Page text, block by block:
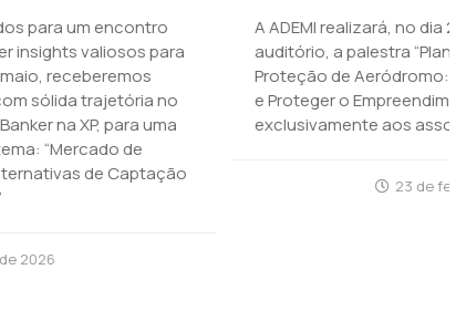
A ADEMI realizará, no dia 25 de março, às 18h, em seu
auditório, a palestra “Plano Básico de Zona de
Proteção de Aeródromo: Como Antecipar Restrições
e Proteger o Empreendimento”, voltado
exclusivamente aos associados.
23 de fevereiro de 2026